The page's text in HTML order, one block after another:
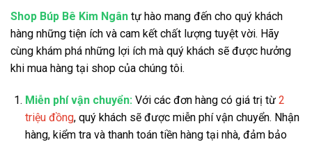
Shop Búp Bê Kim Ngân tự hào mang đến cho quý khách
hàng những tiện ích và cam kết chất lượng tuyệt vời. Hãy
cùng khám phá những lợi ích mà quý khách sẽ được hưởng
khi mua hàng tại shop của chúng tôi.
Miễn phí vận chuyển: Với các đơn hàng có giá trị từ 2
triệu đồng, quý khách sẽ được miễn phí vận chuyển. Nhận
hàng, kiểm tra và thanh toán tiền hàng tại nhà, đảm bảo